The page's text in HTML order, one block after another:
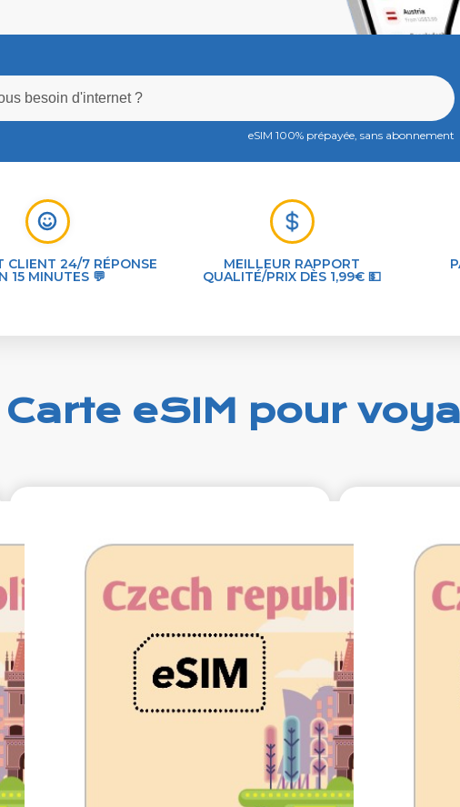
eSIM 100% prépayée, sans abonnement
CLIENT 24/7 RÉPONSE
15 MINUTES 💬
MEILLEUR RAPPORT
QUALITÉ/PRIX DÈS 1,99€ 💵
eSIM pour
O2